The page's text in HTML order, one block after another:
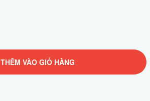
THÊM VÀO GIỎ HÀNG